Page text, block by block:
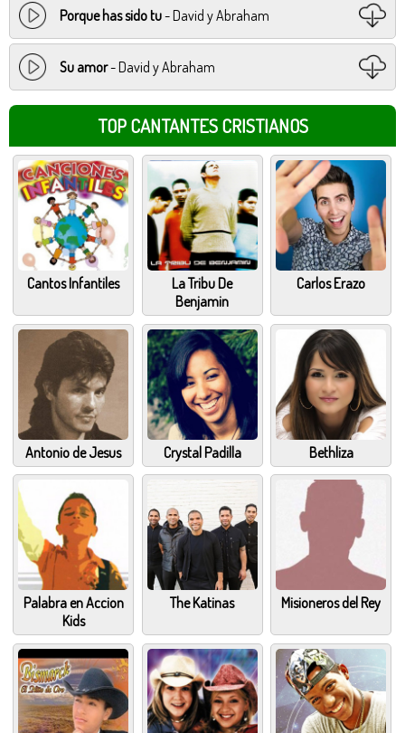
Porque has sido tu- David y Abraham
Su amor- David y Abraham
TOP CANTANTES CRISTIANOS
Cantos Infantiles
La Tribu De
Benjamin
Carlos Erazo
Antonio de Jesus Crystal Padilla Bethliza
Palabra en Accion
Kids
The Katinas Misioneros del Rey